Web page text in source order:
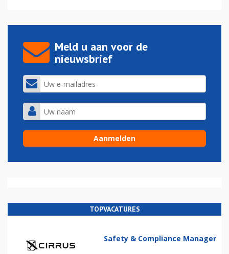
Meld u aan voor de
nieuwsbrief
TOPVACATURES
Safety & Compliance Manager